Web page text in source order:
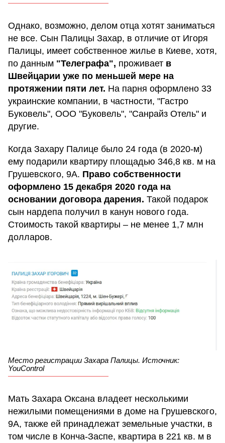
Однако, возможно, делом отца хотят заниматься
не все. Сын Палицы Захар, в отличие от Игоря
Палицы, имеет собственное жилье в Киеве, хотя,
по данным "Телеграфа", проживает в
Швейцарии уже по меньшей мере на
протяжении пяти лет. На парня оформлено 33
украинские компании, в частности, "Гастро
Буковель", ООО "Буковель", "Санрайз Отель" и
другие.
Когда Захару Палице было 24 года (в 2020-м)
ему подарили квартиру площадью 346,8 кв. м на
Грушевского, 9А. Право собственности
оформлено 15 декабря 2020 года на
основании договора дарения. Такой подарок
сын нардепа получил в канун нового года.
Стоимость такой квартиры – не менее 1,7 млн
долларов.
Место регистрации Захара Палицы. Источник:
YouControl
Мать Захара Оксана владеет несколькими
нежилыми помещениями в доме на Грушевского,
9А, также ей принадлежат земельные участки, в
том числе в Конча-Заспе, квартира в 221 кв. м в